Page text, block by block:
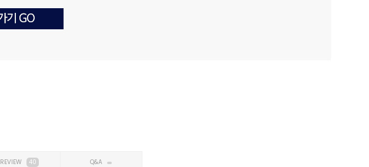
REVIEW 40 Q&A